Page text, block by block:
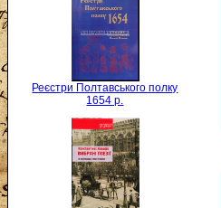
Реєстри Полтавського полку
1654 р.